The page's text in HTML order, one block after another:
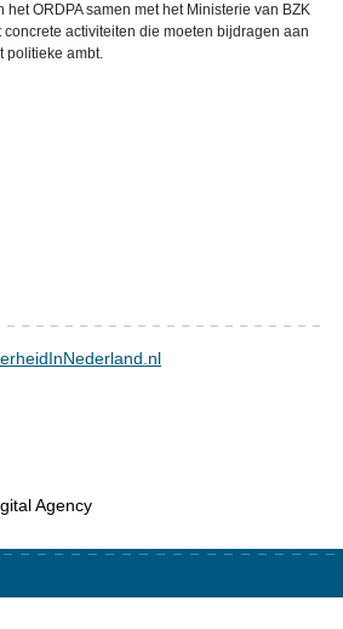
ORDPA samen met het Ministerie van BZK
activiteiten die moeten bijdragen aan
politieke ambt.
Agency